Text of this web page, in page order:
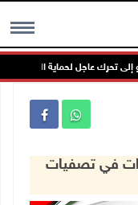
MENU
تحرك عاجل لحماية الأطفال من
في تصفيات